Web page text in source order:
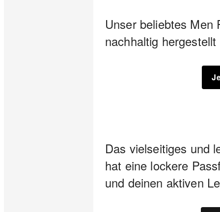
Unser beliebtes Men
nachhaltig
Das vielseitiges und
hat eine lockere
und deinen aktiven